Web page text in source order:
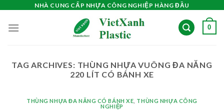
content
NHÀ CUNG CẤP NHỰA CÔNG NGHIỆP HÀNG ĐẦU
0
TAG ARCHIVES: THÙNG NHỰA VUÔNG ĐA NĂNG
220 LÍT CÓ BÁNH XE
THÙNG NHỰA ĐA NĂNG CÓ BÁNH XE THÙNG NHỰA CÔNG
NGHIỆP